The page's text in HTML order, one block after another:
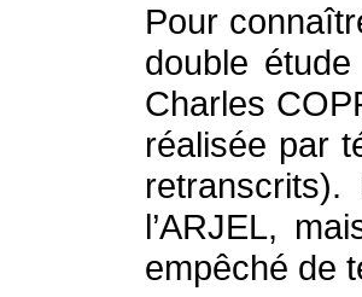
Pour
double
Charles
réalisée par
l’ARJEL,
empêché de